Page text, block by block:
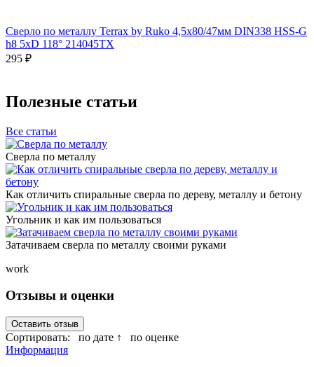
Сверло по металлу Terrax by Ruko 4,5x80/47мм DIN338 HSS-G
h8 5xD 118° 214045TX
295 ₽
Полезные статьи
Все статьи
Сверла по металлу
Как отличить спиральные сверла по дереву, металлу и бетону
Угольник и как им пользоваться
Затачиваем сверла по металлу своими руками
work
Отзывы и оценки
Оставить отзыв
Сортировать: по дате ↑
по оценке
Информация